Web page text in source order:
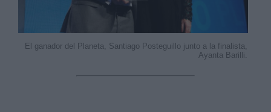
El ganador del Planeta, Santiago Posteguillo junto a la finalista,
Ayanta Barilli.
link
Información adicional
link